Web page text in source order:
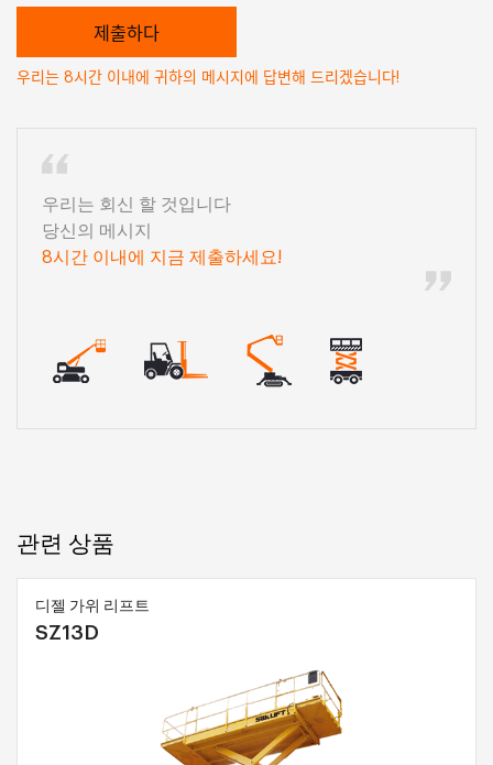
우리는 8시간 이내에 귀하의 메시지에 답변해 드리겠습니다!
우리는 회신 할 것입니다
당신의 메시지
8시간 이내에 지금 제출하세요!
관련 상품
디젤 가위 리프트
SZ13D